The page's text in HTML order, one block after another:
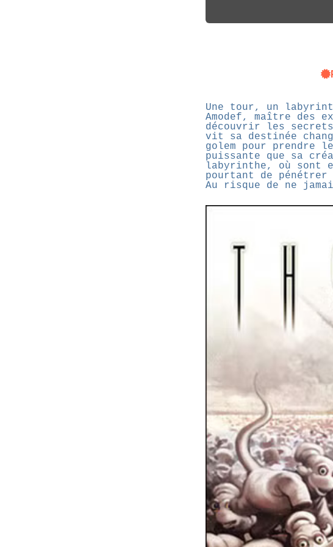
Une tour, un
Amodef, maître des
découvrir les
vit sa destinée
golem pour prendre
puissante que sa
labyrinthe, où sont
pourtant de pénétrer
Au risque de ne